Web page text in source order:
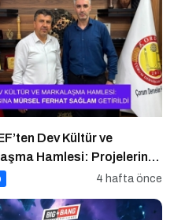
Dev Kültür ve
Hamlesi: Projelerin
Mürsel Ferhat Sağlam
4 hafta önce